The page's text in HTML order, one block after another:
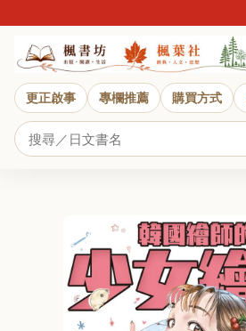
更正啟事 專欄推薦 購買方式